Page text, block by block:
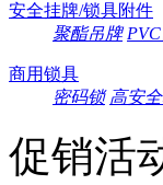
安全挂牌/锁具附件
聚酯吊牌
商用锁具
密码锁 高安
促销活